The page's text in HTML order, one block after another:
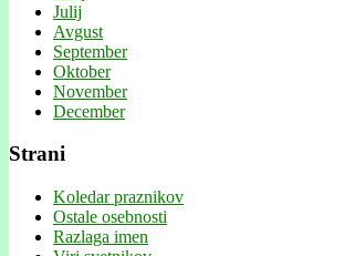
Julij
Avgust
September
Oktober
November
December
Strani
Koledar praznikov
Ostale osebnosti
Razlaga imen